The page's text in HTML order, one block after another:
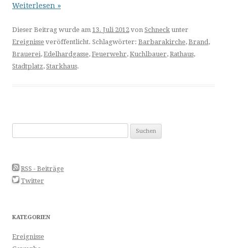
Weiterlesen »
Dieser Beitrag wurde am 13. Juli 2012 von Schneck unter
Ereignisse veröffentlicht. Schlagwörter: Barbarakirche, Brand,
Brauerei, Edelhardgasse, Feuerwehr, Kuchlbauer, Rathaus,
Stadtplatz, Starkhaus.
RSS - Beiträge
Twitter
KATEGORIEN
Ereignisse